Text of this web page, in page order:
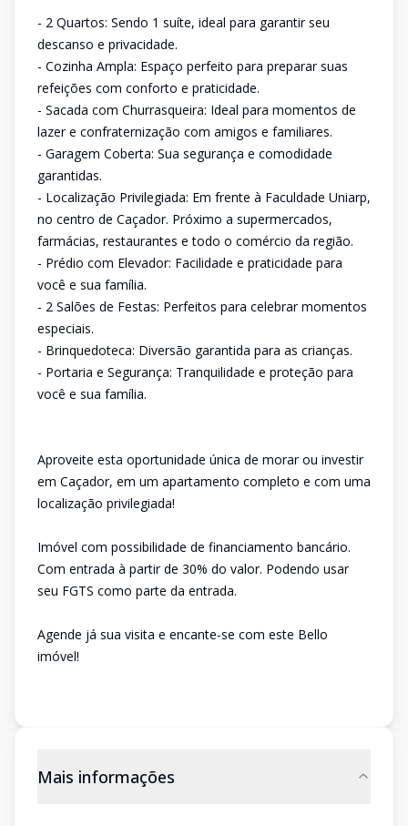
- 2 Quartos: Sendo 1 suíte, ideal para garantir seu
descanso e privacidade.
- Cozinha Ampla: Espaço perfeito para preparar suas
refeições com conforto e praticidade.
- Sacada com Churrasqueira: Ideal para momentos de
lazer e confraternização com amigos e familiares.
- Garagem Coberta: Sua segurança e comodidade
garantidas.
- Localização Privilegiada: Em frente à Faculdade Uniarp,
no centro de Caçador. Próximo a supermercados,
farmácias, restaurantes e todo o comércio da região.
- Prédio com Elevador: Facilidade e praticidade para
você e sua família.
- 2 Salões de Festas: Perfeitos para celebrar momentos
especiais.
- Brinquedoteca: Diversão garantida para as crianças.
- Portaria e Segurança: Tranquilidade e proteção para
você e sua família.
Aproveite esta oportunidade única de morar ou investir
em Caçador, em um apartamento completo e com uma
localização privilegiada!
Imóvel com possibilidade de financiamento bancário.
Com entrada à partir de 30% do valor. Podendo usar
seu FGTS como parte da entrada.
Agende já sua visita e encante-se com este Bello
imóvel!
Mais informações